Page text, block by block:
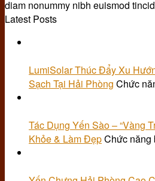
diam nonummy nibh euismod
Latest Posts
LumiSolar Thúc Đẩy Xu
Sạch Tại Hải Phòng Chức
Tác Dụng Yến Sào – “Vàng
Khỏe & Làm ĐẹpChức năng